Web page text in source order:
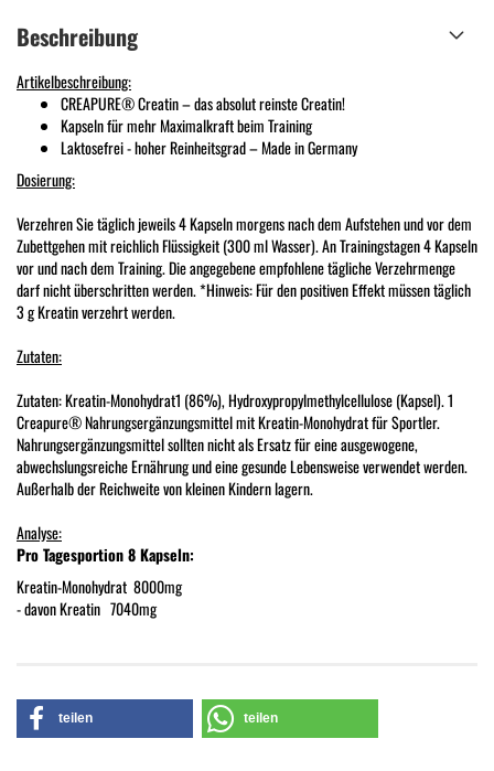
Beschreibung
Artikelbeschreibung:
CREAPURE® Creatin – das absolut reinste Creatin!
Kapseln für mehr Maximalkraft beim Training
Laktosefrei - hoher Reinheitsgrad – Made in Germany
Dosierung:
Verzehren Sie täglich jeweils 4 Kapseln morgens nach dem Aufstehen und vor dem
Zubettgehen mit reichlich Flüssigkeit (300 ml Wasser). An Trainingstagen 4 Kapseln
vor und nach dem Training. Die angegebene empfohlene tägliche Verzehrmenge
darf nicht überschritten werden. *Hinweis: Für den positiven Effekt müssen täglich
3 g Kreatin verzehrt werden.
Zutaten:
Zutaten: Kreatin-Monohydrat1 (86%), Hydroxypropylmethylcellulose (Kapsel). 1
Creapure® Nahrungsergänzungsmittel mit Kreatin-Monohydrat für Sportler.
Nahrungsergänzungsmittel sollten nicht als Ersatz für eine ausgewogene,
abwechslungsreiche Ernährung und eine gesunde Lebensweise verwendet werden.
Außerhalb der Reichweite von kleinen Kindern lagern.
Analyse:
Pro Tagesportion 8 Kapseln:
Kreatin-Monohydrat 8000mg
- davon Kreatin 7040mg
teilen teilen